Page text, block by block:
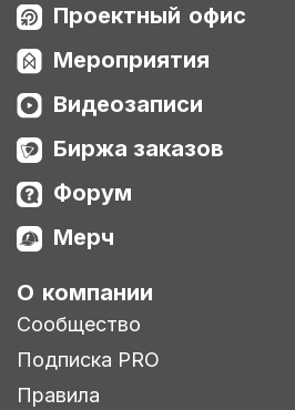
Проектный офис
Мероприятия
Видеозаписи
Биржа заказов
Форум
Мерч
О компании
Сообщество
Подписка PRO
Правила